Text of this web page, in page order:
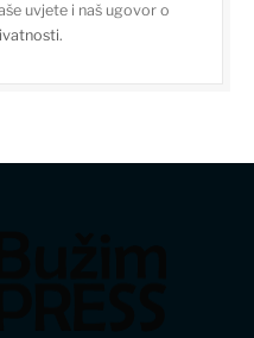
uvjete i naš ugovor o
.